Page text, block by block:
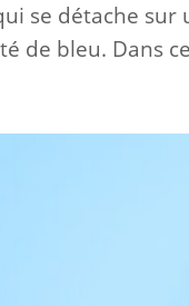
se détache sur
de bleu. Dans